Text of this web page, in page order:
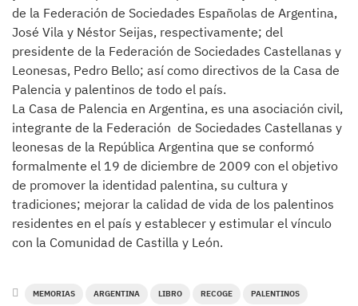
de la Federación de Sociedades Españolas de Argentina,
José Vila y Néstor Seijas, respectivamente; del
presidente de la Federación de Sociedades Castellanas y
Leonesas, Pedro Bello; así como directivos de la Casa de
Palencia y palentinos de todo el país.
La Casa de Palencia en Argentina, es una asociación civil,
integrante de la Federación de Sociedades Castellanas y
leonesas de la República Argentina que se conformó
formalmente el 19 de diciembre de 2009 con el objetivo
de promover la identidad palentina, su cultura y
tradiciones; mejorar la calidad de vida de los palentinos
residentes en el país y establecer y estimular el vínculo
con la Comunidad de Castilla y León.
MEMORIAS ARGENTINA LIBRO RECOGE PALENTINOS